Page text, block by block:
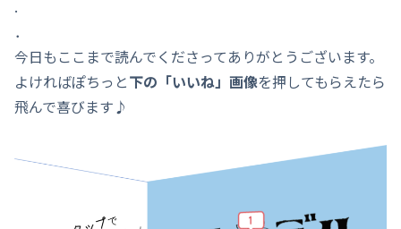
.
．
今日もここまで読んでくださってありがとうございます。
よければぽちっと下の「いいね」画像を押してもらえたら
飛んで喜びます♪